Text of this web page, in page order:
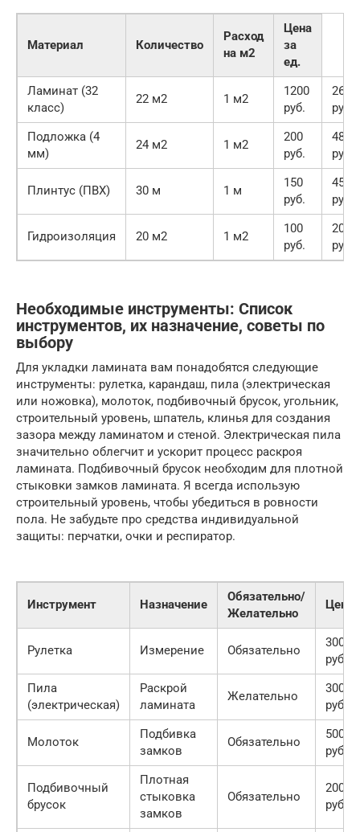
Материал Количество
Расход
на м2
Цена
за
ед.
Ламинат (32
класс)
22 м2 1 м2
1200
руб.
руб.
Подложка (4
мм)
24 м2 1 м2
200
руб.
4800
руб.
Плинтус (ПВХ) 30 м 1 м
150
руб.
4500
руб.
Гидроизоляция 20 м2 1 м2
100
руб.
2000
руб.
Необходимые инструменты: Список
инструментов, их назначение, советы по
выбору
Для укладки ламината вам понадобятся следующие
инструменты: рулетка, карандаш, пила (электрическая
или ножовка), молоток, подбивочный брусок, угольник,
строительный уровень, шпатель, клинья для создания
зазора между ламинатом и стеной. Электрическая пила
значительно облегчит и ускорит процесс раскроя
ламината. Подбивочный брусок необходим для плотной
стыковки замков ламината. Я всегда использую
строительный уровень, чтобы убедиться в ровности
пола. Не забудьте про средства индивидуальной
защиты: перчатки, очки и респиратор.
Инструмент Назначение
Обязательно/
Желательно
Цена
Рулетка Измерение Обязательно
300
руб.
Пила
(электрическая)
Раскрой
ламината
Желательно
3000
руб.
Молоток
Подбивка
замков
Обязательно
500
руб.
Подбивочный
брусок
Плотная
стыковка
замков
Обязательно
200
руб.